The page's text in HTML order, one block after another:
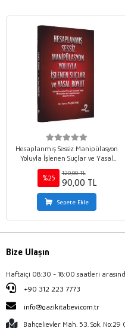
Hesaplanmış Sessiz Manipülasyon
Yoluyla İşlenen Suçlar ve Yasal
Boyut
%25
120,00 TL
90,00 TL
Sepete Ekle
Bize Ulaşın
Haftaiçi 08:30 - 18:00 saatleri
+90 312 223 7773
info@gazikitabevi.com.tr
Bahçelievler Mah. 53. Sok.